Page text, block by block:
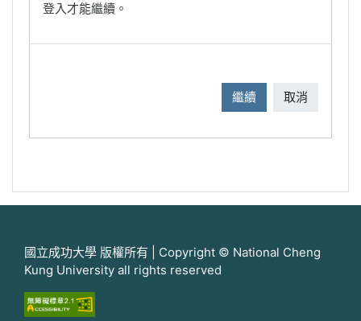
登入才能繼續。
繼續 取消
國立成功大學 版權所有 | Copyright © National Cheng
Kung University all rights reserved